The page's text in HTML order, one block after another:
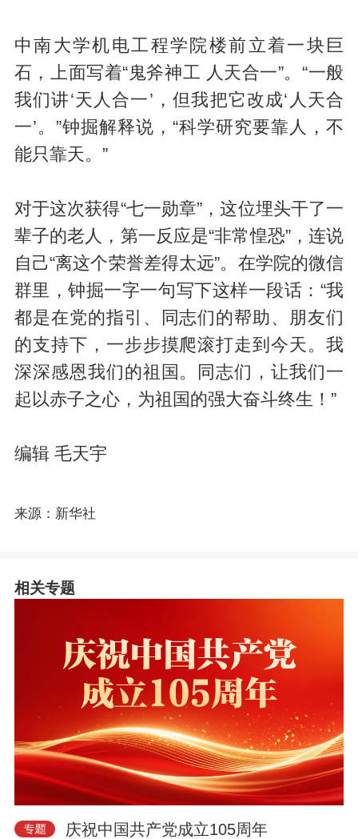
中南大学机电工程学院楼前立着一块巨
石，上面写着“鬼斧神工 人天合一”。“一般
我们讲‘天人合一’，但我把它改成‘人天合
一’。”钟掘解释说，“科学研究要靠人，不
能只靠天。”
对于这次获得“七一勋章”，这位埋头干了一
辈子的老人，第一反应是“非常惶恐”，连说
自己“离这个荣誉差得太远”。在学院的微信
群里，钟掘一字一句写下这样一段话：“我
都是在党的指引、同志们的帮助、朋友们
的支持下，一步步摸爬滚打走到今天。我
深深感恩我们的祖国。同志们，让我们一
起以赤子之心，为祖国的强大奋斗终生！”
编辑 毛天宇
来源：新华社
相关专题
庆祝中国共产党成立105周年